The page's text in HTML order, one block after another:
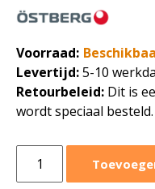
Voorraad:
Levertijd:5-10
Retourbeleid: Dit is
wordt speciaal besteld.
kanaalventilator